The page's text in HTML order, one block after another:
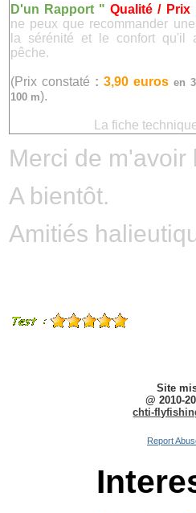
D'un Rapport "Qualité / Prix
ne peux que recommander
la sérénité et le confort qu'il
pêche.
(Prix constaté : 3,90 euros en
100 m).
La fiche
Merci de m'avoir
A bientôt.
Amitiés
Site
@ 2010-
chti-
Report